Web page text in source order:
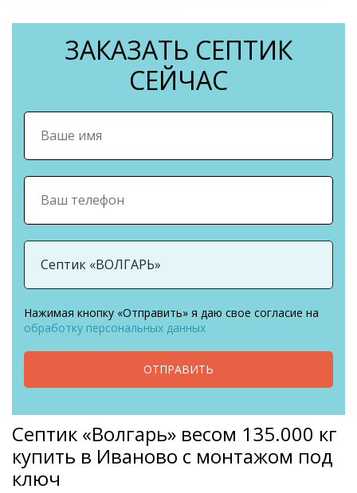
ЗАКАЗАТЬ СЕПТИК
СЕЙЧАС
Нажимая кнопку «Отправить» я даю свое согласие на
обработку персональных данных
ОТПРАВИТЬ
Септик «Волгарь» весом 135.000 кг
купить в Иваново с монтажом под
ключ